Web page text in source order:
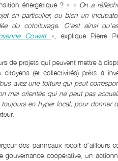
énergétique ? » « On a
en particulier, ou bien un
du cotoiturage. C’est ainsi
Cowatt », explique Pierre
de projets qui peuvent mettre à
(et collectivités) prêts à
avez une toiture qui peut
mal orientée qui ne peut pas
en hyper local, pour donner
des panneaux reçoit d’ailleurs
gouvernance coopérative, un